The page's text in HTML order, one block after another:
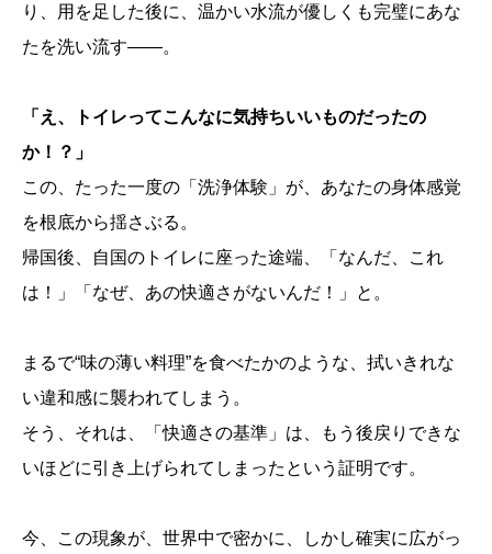
り、用を足した後に、温かい水流が優しくも完璧にあな
たを洗い流す――。
「え、トイレってこんなに気持ちいいものだったの
か！？」
この、たった一度の「洗浄体験」が、あなたの身体感覚
を根底から揺さぶる。
帰国後、自国のトイレに座った途端、「なんだ、これ
は！」「なぜ、あの快適さがないんだ！」と。
まるで“味の薄い料理”を食べたかのような、拭いきれな
い違和感に襲われてしまう。
そう、それは、「快適さの基準」は、もう後戻りできな
いほどに引き上げられてしまったという証明です。
今、この現象が、世界中で密かに、しかし確実に広がっ